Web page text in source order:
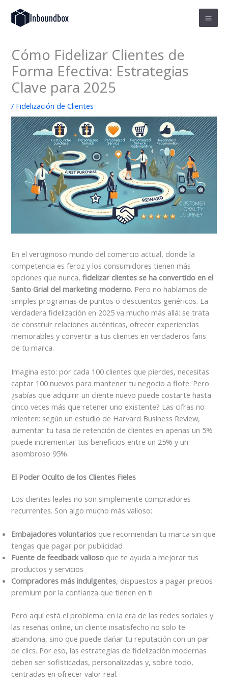
contenido
Cómo Fidelizar Clientes de
Forma Efectiva: Estrategias
Clave para 2025
/ Fidelización de Clientes
En el vertiginoso mundo del comercio actual, donde la
competencia es feroz y los consumidores tienen más
opciones que nunca,fidelizar clientes se ha convertido en el
Santo Grial del marketing moderno. Pero no hablamos de
simples programas de puntos o descuentos genéricos. La
verdadera fidelización en 2025 va mucho más allá: se trata
de construir relaciones auténticas, ofrecer experiencias
memorables y convertir a tus clientes en verdaderos fans
de tu marca.
Imagina esto: por cada 100 clientes que pierdes, necesitas
captar 100 nuevos para mantener tu negocio a flote. Pero
¿sabías que adquirir un cliente nuevo puede costarte hasta
cinco veces más que retener uno existente? Las cifras no
mienten: según un estudio de Harvard Business Review,
aumentar tu tasa de retención de clientes en apenas un 5%
puede incrementar tus beneficios entre un 25% y un
asombroso 95%.
El Poder Oculto de los Clientes Fieles
Los clientes leales no son simplemente compradores
recurrentes. Son algo mucho más valioso:
Embajadores voluntarios que recomiendan tu marca sin que
tengas que pagar por publicidad
Fuente de feedback valioso que te ayuda a mejorar tus
productos y servicios
Compradores más indulgentes, dispuestos a pagar precios
premium por la confianza que tienen en ti
Pero aquí está el problema: en la era de las redes sociales y
las reseñas online, un cliente insatisfecho no solo te
abandona, sino que puede dañar tu reputación con un par
de clics. Por eso, las estrategias de fidelización modernas
deben ser sofisticadas, personalizadas y, sobre todo,
centradas en ofrecer valor real.